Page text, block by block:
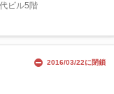
ビル5階
2016/03/22に閉鎖